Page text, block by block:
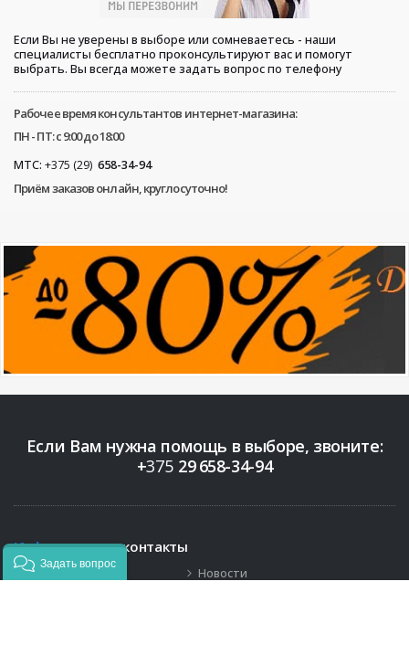
Если Вы не уверены в выборе или сомневаетесь - наши
специалисты бесплатно проконсультируют вас и помогут
выбрать. Вы всегда можете задать вопрос по телефону
Рабочее время консультантов интернет-магазина:
ПН - ПТ: с 9:00 до 18:00
МТС: +375 (29) 658-34-94
Приём заказов онлайн, круглосуточно!
Если Вам нужна помощь в выборе, звоните:
+375 29658-34-94
Информацияи контакты
Бренды
Новости
Задать вопрос